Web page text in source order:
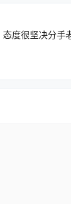
给TA打赏